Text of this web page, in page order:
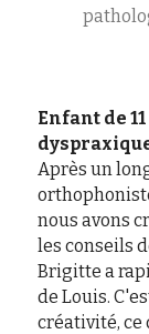
Enfant de
Après un
nous avons
les conseils
Brigitte a
de Louis.
créativité, ce